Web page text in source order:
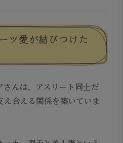
ツ愛が結びつけた
んは、アスリート同士だ
合える関係を築いていま